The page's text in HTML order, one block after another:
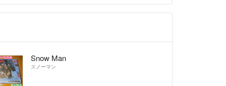
Snow Man
スノーマン